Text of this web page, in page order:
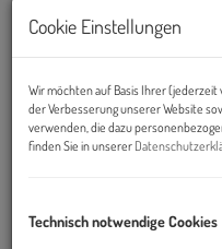
Hinweis:SCHRIFTLICHE
vollständigen Firmen- und
Cookie Einstellungen
Wir möchten auf Basis Ihrer
der Verbesserung unserer Website
verwenden, die dazu
finden Sie in unserer
Technisch notwendige Cookies